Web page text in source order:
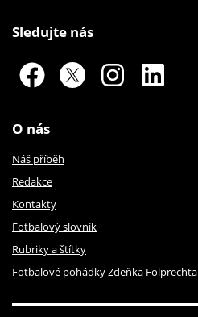
Sledujte nás
O nás
Náš příběh
Redakce
Kontakty
Fotbalový slovník
Rubriky a štítky
Fotbalové pohádky Zdeňka Folprechta